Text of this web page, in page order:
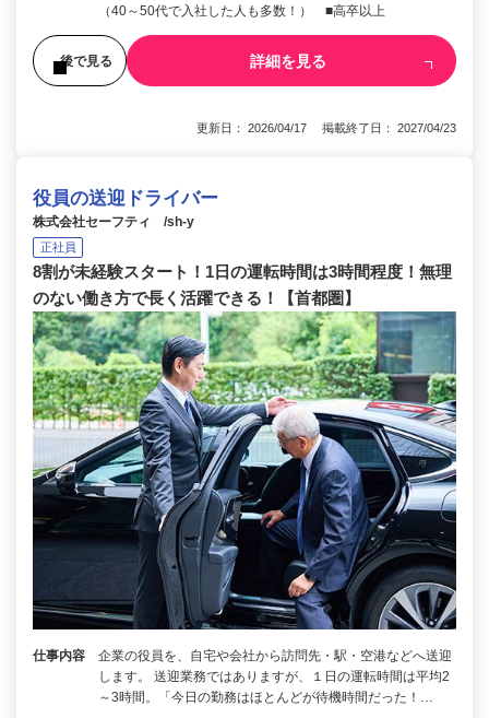
（40～50代で入社した人も多数！） ■高卒以上
後で見る 詳細を見る
更新日： 2026/04/17 掲載終了日： 2027/04/23
役員の送迎ドライバー
株式会社セーフティ /sh-y
正社員
8割が未経験スタート！1日の運転時間は3時間程度！無理
のない働き方で長く活躍できる！【首都圏】
仕事内容
企業の役員を、自宅や会社から訪問先・駅・空港などへ送迎
します。 送迎業務ではありますが、１日の運転時間は平均2
～3時間。「今日の勤務はほとんどが待機時間だった！…